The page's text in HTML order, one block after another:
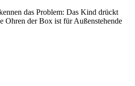
das Problem: Das Kind drückt
Ohren der Box ist für Außenstehende